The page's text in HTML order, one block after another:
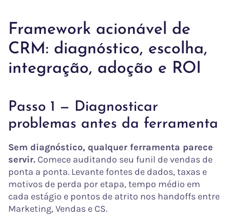
Framework acionável de
CRM: diagnóstico, escolha,
integração, adoção e ROI
Passo 1 — Diagnosticar
problemas antes da ferramenta
Sem diagnóstico, qualquer ferramenta parece
servir. Comece auditando seu funil de vendas de
ponta a ponta. Levante fontes de dados, taxas e
motivos de perda por etapa, tempo médio em
cada estágio e pontos de atrito nos handoffs entre
Marketing, Vendas e CS.